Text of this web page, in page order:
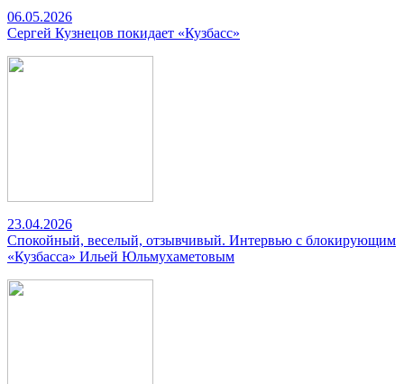
06.05.2026
Сергей Кузнецов покидает «Кузбасс»
23.04.2026
Спокойный, веселый, отзывчивый. Интервью с блокирующим
«Кузбасса» Ильей Юльмухаметовым